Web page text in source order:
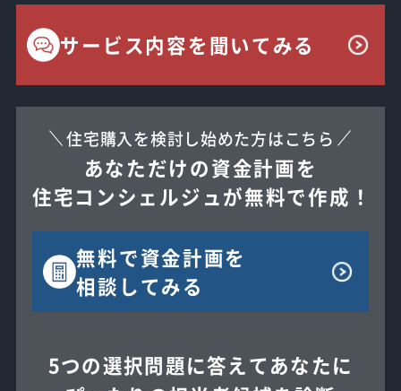
サービス内容を聞いてみる
住宅購入を検討し始めた方はこちら
あなただけの資金計画を
住宅コンシェルジュが無料で作成！
無料で資金計画を
相談してみる
5つの選択問題に答えてあなたに